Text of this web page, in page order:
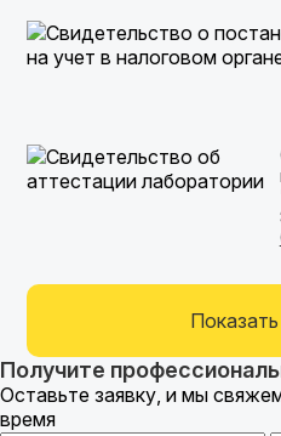
Получите
Оставьте заявку, и мы
время